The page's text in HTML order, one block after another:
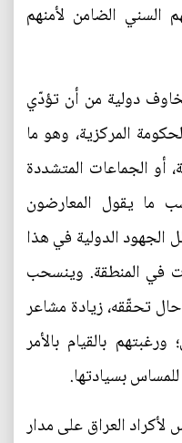
السني الضامن لأمنهم
دولية من أن تؤدّي
المركزية، وهو ما
أو الجماعات المتشددة
ما يقول المعارضون
الجهود الدولية في هذا
في المنطقة. وينسحب
تحقّقه، زيادة مشاعر
بالقيام بالأمر
بسيادتها.
لأكراد العراق على مدار